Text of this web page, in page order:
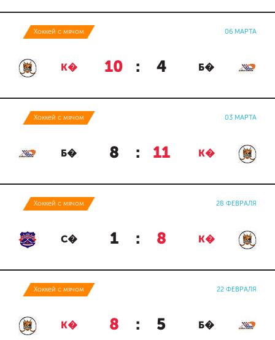
Хоккей с мячом 06 МАРТА
К� 10 : 4 Б�
Хоккей с мячом 03 МАРТА
Б� 8 : 11 К�
Хоккей с мячом 28 ФЕВРАЛЯ
С� 1 : 8 К�
Хоккей с мячом 22 ФЕВРАЛЯ
К� 8 : 5 Б�